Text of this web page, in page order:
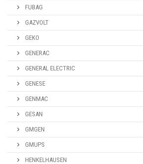
FUBAG
GAZVOLT
GEKO
GENERAC
GENERAL ELECTRIC
GENESE
GENMAC
GESAN
GMGEN
GMUPS
HENKELHAUSEN